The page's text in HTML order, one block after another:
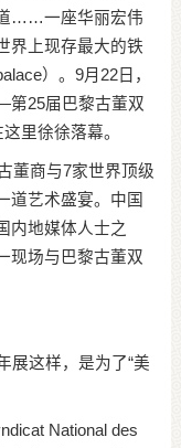
……一座华丽宏伟
界上现存最大的铁
）。9月22日，
25届巴黎古董双
里徐徐落幕。
董商与7家世界顶级
道艺术盛宴。中国
内地媒体人士之
现场与巴黎古董双
这样，是为了“美
National des